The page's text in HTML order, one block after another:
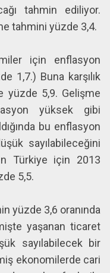
tahmin ediliyor.
tahmini yüzde 3,4.
için enflasyon
1,7.) Buna karşılık
yüzde 5,9. Gelişme
yüksek gibi
bu enflasyon
sayılabileceğini
Türkiye için 2013
5,5.
yüzde 3,6 oranında
yaşanan ticaret
sayılabilecek bir
ekonomilerde cari